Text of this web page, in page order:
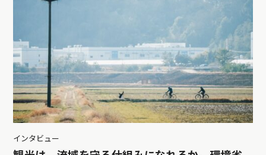
インタビュー